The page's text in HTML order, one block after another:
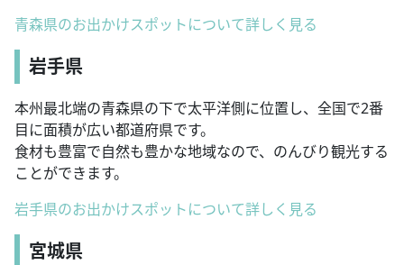
青森県のお出かけスポットについて詳しく見る
岩手県
本州最北端の青森県の下で太平洋側に位置し、全国で2番
目に面積が広い都道府県です。
食材も豊富で自然も豊かな地域なので、のんびり観光する
ことができます。
岩手県のお出かけスポットについて詳しく見る
宮城県